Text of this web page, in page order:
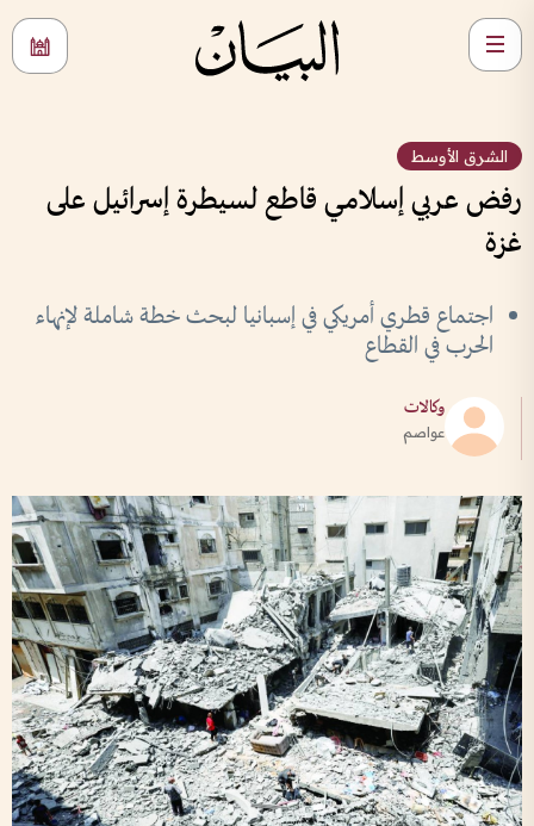
الشرق الأوسط
رفض عربي إسلامي قاطع لسيطرة إسرائيل على
غزة
اجتماع قطري أمريكي في إسبانيا لبحث خطة شاملة لإنهاء
الحرب في القطاع
وكالات
عواصم